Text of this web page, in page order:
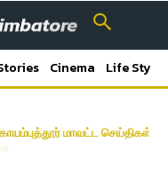
Cinema Life Style
காட்டி தப்பிய வாலிபர்-
மாவட்ட செய்திகள்